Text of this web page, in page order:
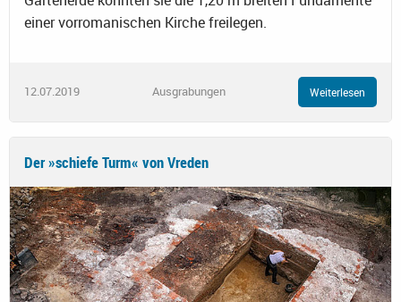
einer vorromanischen Kirche freilegen.
12.07.2019 Ausgrabungen Weiterlesen
Der »schiefe Turm« von Vreden